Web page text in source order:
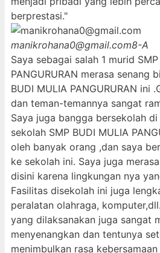
berprestasi."
manikrohana0@gmail.com8-A
Saya sebagai salah 1 murid
PANGURURAN merasa senang
BUDI MULIA PANGURURAN ini
dan teman-temannya sangat
Saya juga bangga bersekolah
sekolah SMP BUDI MULIA
oleh banyak orang ,dan saya
ke sekolah ini. Saya juga
disini karena lingkungan nya
Fasilitas disekolah ini juga
peralatan olahraga,
yang dilaksanakan juga sangat
menyenangkan dan tentunya
menimbulkan rasa